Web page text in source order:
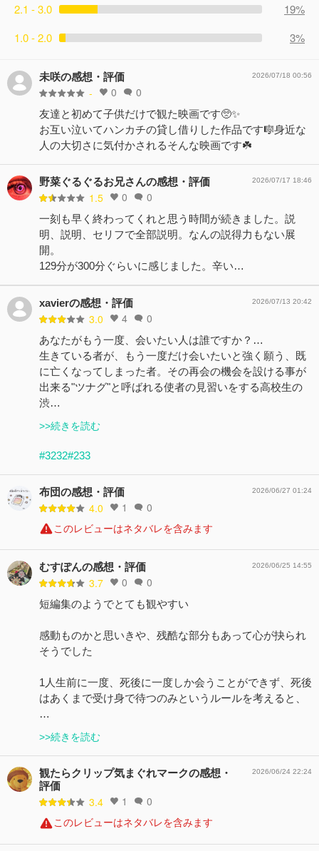
2.1 - 3.0
19%
1.0 - 2.0
3%
未咲の感想・評価
- 0 0
2026/07/18 00:56
友達と初めて子供だけで観た映画です🥺✨
お互い泣いてハンカチの貸し借りした作品です🎼身近な
人の大切さに気付かされるそんな映画です☘️
野菜ぐるぐるお兄さんの感想・評価
1.5 0 0
2026/07/17 18:46
一刻も早く終わってくれと思う時間が続きました。説
明、説明、セリフで全部説明。なんの説得力もない展
開。
129分が300分ぐらいに感じました。辛い…
xavierの感想・評価
3.0 4 0
2026/07/13 20:42
あなたがもう一度、会いたい人は誰ですか？…
生きている者が、もう一度だけ会いたいと強く願う、既
に亡くなってしまった者。その再会の機会を設ける事が
出来る"ツナグ"と呼ばれる使者の見習いをする高校生の
渋…
>>続きを読む
#3232#233
布団の感想・評価
4.0 1 0
2026/06/27 01:24
このレビューはネタバレを含みます
むすぽんの感想・評価
3.7 0 0
2026/06/25 14:55
短編集のようでとても観やすい
感動ものかと思いきや、残酷な部分もあって心が抉られ
そうでした
1人生前に一度、死後に一度しか会うことができず、死後
はあくまで受け身で待つのみというルールを考えると、
…
>>続きを読む
観たらクリップ気まぐれマークの感想・
評価
3.4 1 0
2026/06/24 22:24
このレビューはネタバレを含みます